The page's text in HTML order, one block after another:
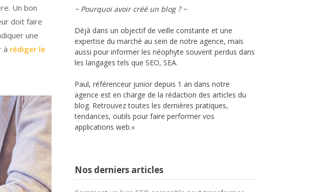
Un bon
doit faire
une
à rédiger le
~ Pourquoi avoir créé un blog ? ~
Déjà dans un objectif de veille constante et une
expertise du marché au sein de notre agence, mais
aussi pour informer les néophyte souvent perdus dans
les langages tels que SEO, SEA.
Paul, référenceurjunior depuis 1 an dans notre
agence est en charge de la rédaction des articles du
blog. Retrouvez toutes les dernières pratiques,
tendances, outils pour faire performer vos
applications web.«
Nos derniers articles